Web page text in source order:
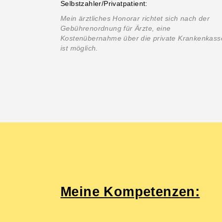
Selbstzahler/Privatpatient:
Mein ärztliches Honorar richtet sich nach der
Gebührenordnung für Ärzte, eine
Kostenübernahme über die private
ist möglich.
Meine Kompetenzen: